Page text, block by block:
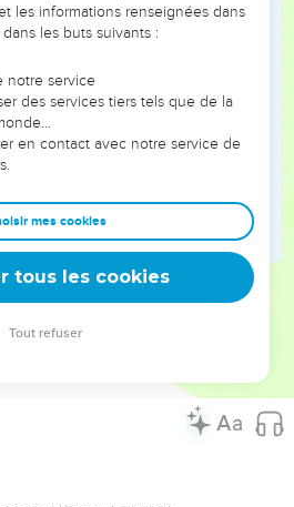
les peuples, chefs et tous les
sa louange !
jeunes et vieux, chantez sa
! Lui seul a un grand
la terre et sur le ciel.
et fier. C’est pourquoi ils
ses amis fidèles, les Israélites, le
lui ! Chantez la louange du
2000, avec autorisation. Pour vous procurer
les informations renseignées dans
les buts suivants :
notre service
des services tiers tels que de la
en contact avec notre service de
mes cookies
tous les cookies
Tout refuser